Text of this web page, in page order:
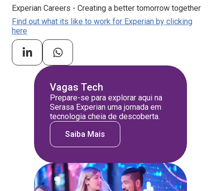
Experian Careers - Creating a better tomorrow together
Find out what its like to work for Experian by clicking
here
Vagas Tech
Prepare-se para explorar aqui na
Serasa Experian uma jornada em
tecnologia cheia de descoberta.
Saiba Mais